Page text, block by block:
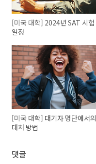
[미국 대학] 2024년 SAT 시험
일정
[미국 대학] 대기자 명단에서의
대처 방법
댓글